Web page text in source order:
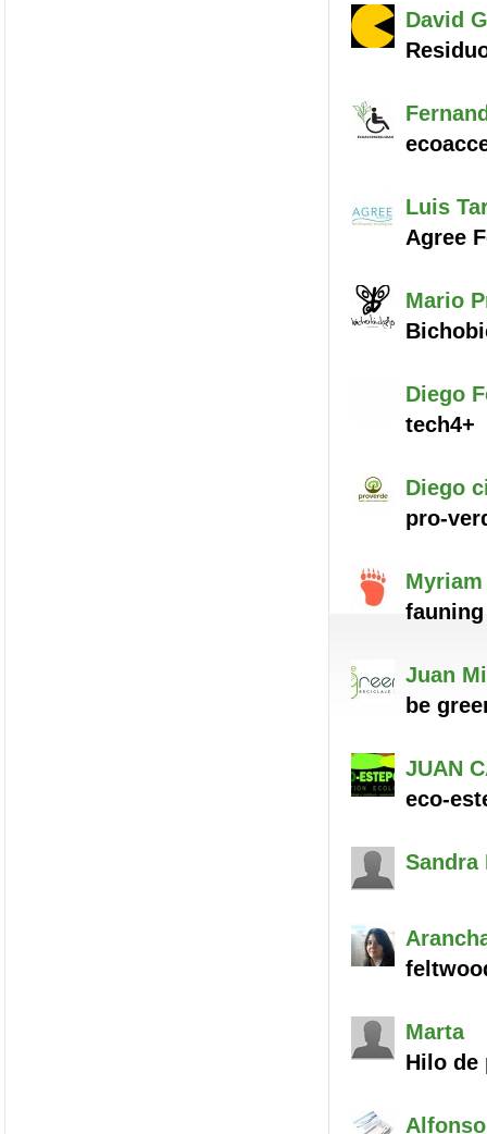
David
Luis
Agree
Mario
Diego
tech4+
Diego
pro-
Myriam
fauning
Juan
be
JUAN
eco-
Sandra
Marta
Hilo de
Alfonso